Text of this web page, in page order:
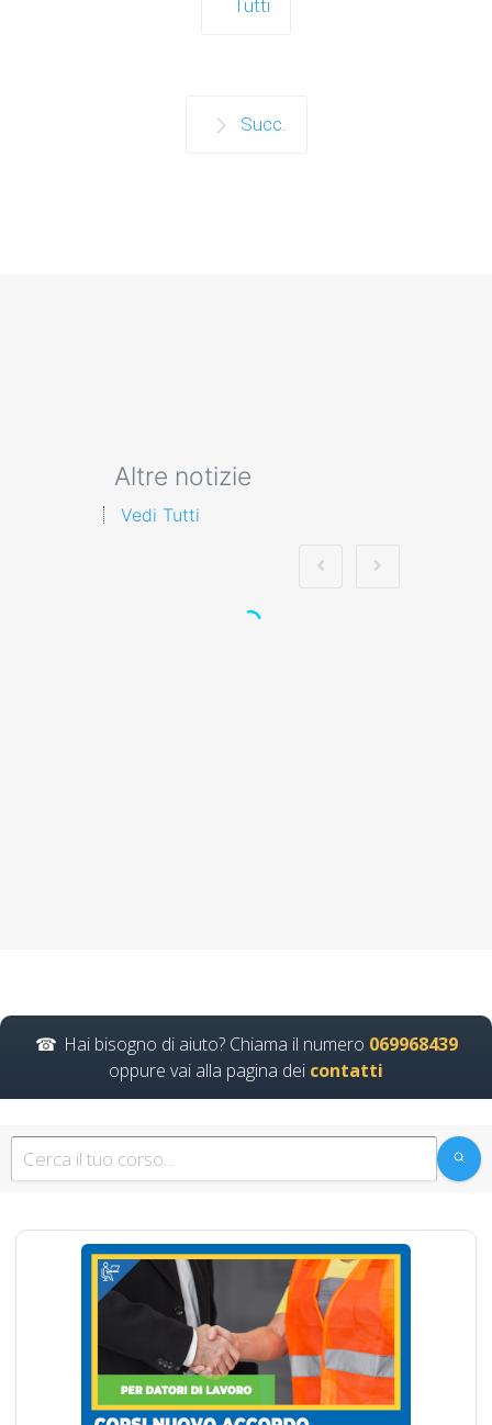
Tutti
Succ.
Altre notizie
Vedi Tutti
Corsi avanzati di
alti per i lavoratori
datore
Quali sono le responsabilità
specifiche del preposto nella
gestione delle emergenze in…
Continua
Hai bisogno di aiuto? Chiama il numero 069968439
oppure vai alla pagina dei contatti